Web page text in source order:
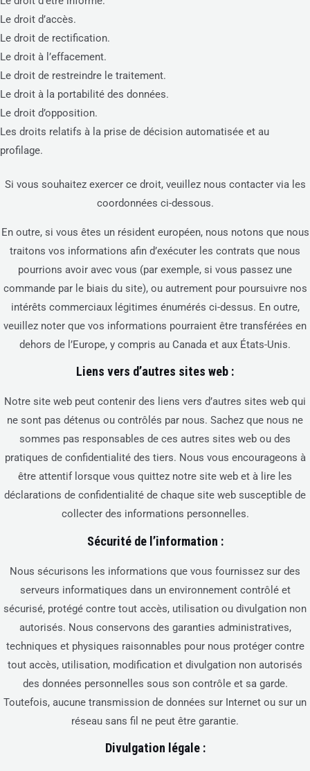
Le droit d’accès.
Le droit de rectification.
Le droit à l’effacement.
Le droit de restreindre le traitement.
Le droit à la portabilité des données.
Le droit d’opposition.
Les droits relatifs à la prise de décision automatisée et au
profilage.
Si vous souhaitez exercer ce droit, veuillez nous contacter via les
coordonnées ci-dessous.
En outre, si vous êtes un résident européen, nous notons que nous
traitons vos informations afin d’exécuter les contrats que nous
pourrions avoir avec vous (par exemple, si vous passez une
commande par le biais du site), ou autrement pour poursuivre nos
intérêts commerciaux légitimes énumérés ci-dessus. En outre,
veuillez noter que vos informations pourraient être transférées en
dehors de l’Europe, y compris au Canada et aux États-Unis.
Liens vers d’autres sites web :
Notre site web peut contenir des liens vers d’autres sites web qui
ne sont pas détenus ou contrôlés par nous. Sachez que nous ne
sommes pas responsables de ces autres sites web ou des
pratiques de confidentialité des tiers. Nous vous encourageons à
être attentif lorsque vous quittez notre site web et à lire les
déclarations de confidentialité de chaque site web susceptible de
collecter des informations personnelles.
Sécurité de l’information :
Nous sécurisons les informations que vous fournissez sur des
serveurs informatiques dans un environnement contrôlé et
sécurisé, protégé contre tout accès, utilisation ou divulgation non
autorisés. Nous conservons des garanties administratives,
techniques et physiques raisonnables pour nous protéger contre
tout accès, utilisation, modification et divulgation non autorisés
des données personnelles sous son contrôle et sa garde.
Toutefois, aucune transmission de données sur Internet ou sur un
réseau sans fil ne peut être garantie.
Divulgation légale :